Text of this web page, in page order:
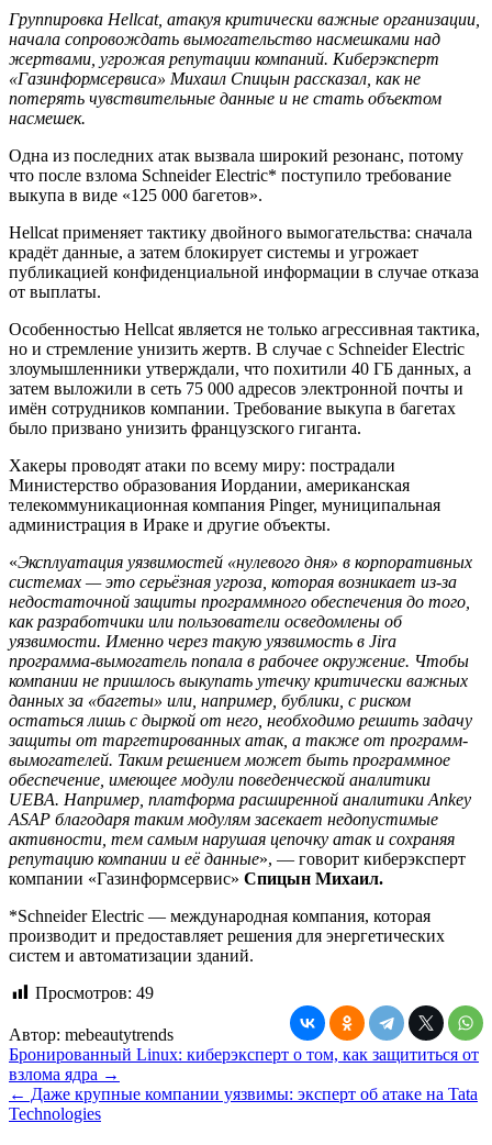
Группировка Hellcat, атакуя критически важные организации,
начала сопровождать вымогательство насмешками над
жертвами, угрожая репутации компаний. Киберэксперт
«Газинформсервиса» Михаил Спицын рассказал, как не
потерять чувствительные данные и не стать объектом
насмешек.
Одна из последних атак вызвала широкий резонанс, потому
что после взлома Schneider Electric* поступило требование
выкупа в виде «125 000 багетов».
Hellcat применяет тактику двойного вымогательства: сначала
крадёт данные, а затем блокирует системы и угрожает
публикацией конфиденциальной информации в случае отказа
от выплаты.
Особенностью Hellcat является не только агрессивная тактика,
но и стремление унизить жертв. В случае с Schneider Electric
злоумышленники утверждали, что похитили 40 ГБ данных, а
затем выложили в сеть 75 000 адресов электронной почты и
имён сотрудников компании. Требование выкупа в багетах
было призвано унизить французского гиганта.
Хакеры проводят атаки по всему миру: пострадали
Министерство образования Иордании, американская
телекоммуникационная компания Pinger, муниципальная
администрация в Ираке и другие объекты.
«Эксплуатация уязвимостей «нулевого дня» в корпоративных
системах — это серьёзная угроза, которая возникает из-за
недостаточной защиты программного обеспечения до того,
как разработчики или пользователи осведомлены об
уязвимости. Именно через такую уязвимость в Jira
программа-вымогатель попала в рабочее окружение. Чтобы
компании не пришлось выкупать утечку критически важных
данных за «багеты» или, например, бублики, с риском
остаться лишь с дыркой от него, необходимо решить задачу
защиты от таргетированных атак, а также от программ-
вымогателей. Таким решением может быть программное
обеспечение, имеющее модули поведенческой аналитики
UEBA. Например, платформа расширенной аналитики Ankey
ASAP благодаря таким модулям засекает недопустимые
активности, тем самым нарушая цепочку атак и сохраняя
репутацию компании и её данные», — говорит киберэксперт
компании «Газинформсервис» Спицын Михаил.
*Schneider Electric — международная компания, которая
производит и предоставляет решения для энергетических
систем и автоматизации зданий.
Просмотров: 49
Автор: mebeautytrends
Навигация
по
записям
Бронированный Linux: киберэксперт о том, как защититься от
взлома ядра →
← Даже крупные компании уязвимы: эксперт об атаке на Tata
Technologies